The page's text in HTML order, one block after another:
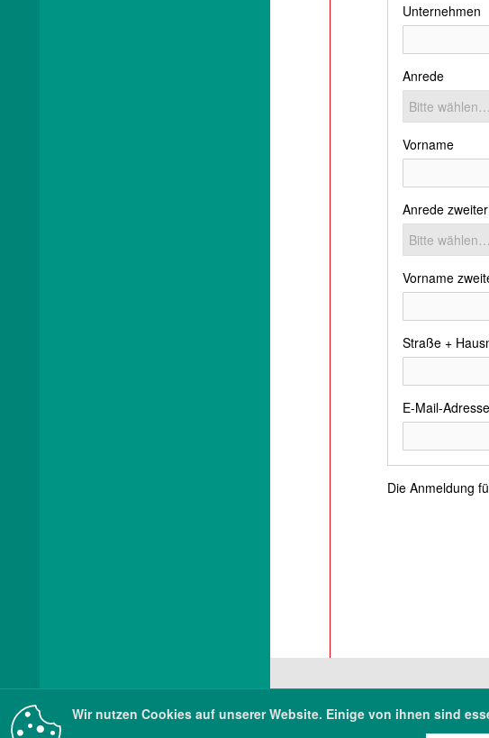
Unternehmen
Anrede
Vorname
Anrede
Vorname
Straße +
E-Mail-Adresse
Die Anmeldung
Sächsische
Pillnitzer
Wir nutzen Cookies auf unserer Website. Einige von ihnen sind